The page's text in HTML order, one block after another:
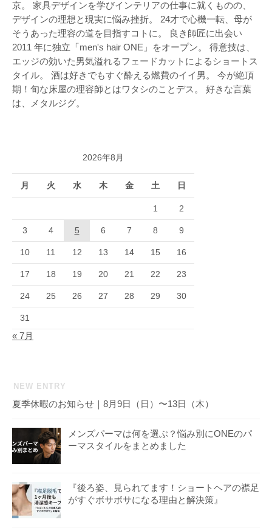
京。 家具デザインを学びインテリアの仕事に就くものの、
デザインの理想と現実に悩み挫折。 24才で心機一転、母が
そうあった理容の道を目指すコトに。 良き師匠に出会い
2011 年に独立「men's hair ONE」をオープン。 得意技は、
エッジの効いた男気溢れるフェードカットによるショートス
タイル。 酒は好きでもすぐ酔える燃費のイイ男。 今が絶頂
期！旬な床屋の理容師とはワタシのことデス。 好きな言葉
は、メタルジグ。
2026年8月
月 火 水 木 金 土 日
1 2
3 4 5 6 7 8 9
10 11 12 13 14 15 16
17 18 19 20 21 22 23
24 25 26 27 28 29 30
31
« 7月
NEW ENTRY
夏季休暇のお知らせ｜8月9日（日）〜13日（木）
メンズパーマは何を選ぶ？悩み別にONEのパ
ーマスタイルをまとめました
『後ろ姿、見られてます！ショートヘアの襟足
がすぐボサボサになる理由と解決策』